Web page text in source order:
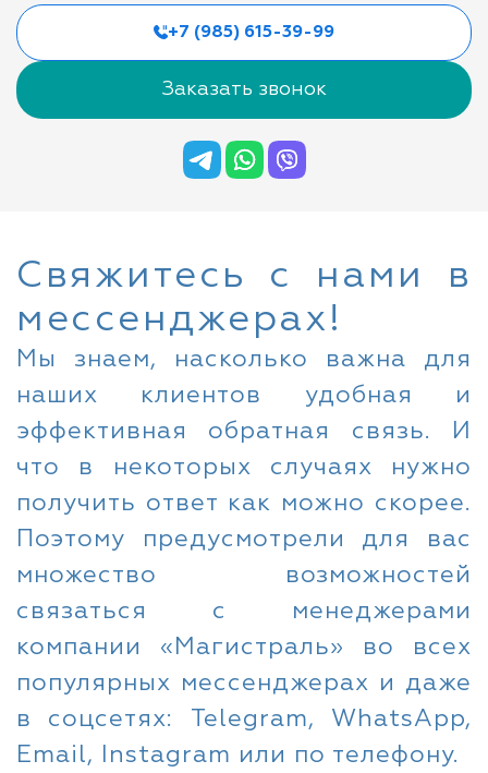
+7 (985) 615-39-99
Заказать звонок
Свяжитесь с нами в
мессенджерах!
Мы знаем, насколько важна для
наших клиентов удобная и
эффективная обратная связь. И
что в некоторых случаях нужно
получить ответ как можно скорее.
Поэтому предусмотрели для вас
множество возможностей
связаться с менеджерами
компании «Магистраль» во всех
популярных мессенджерах и даже
в соцсетях: Telegram, WhatsApp,
Email, Instagram или по телефону.